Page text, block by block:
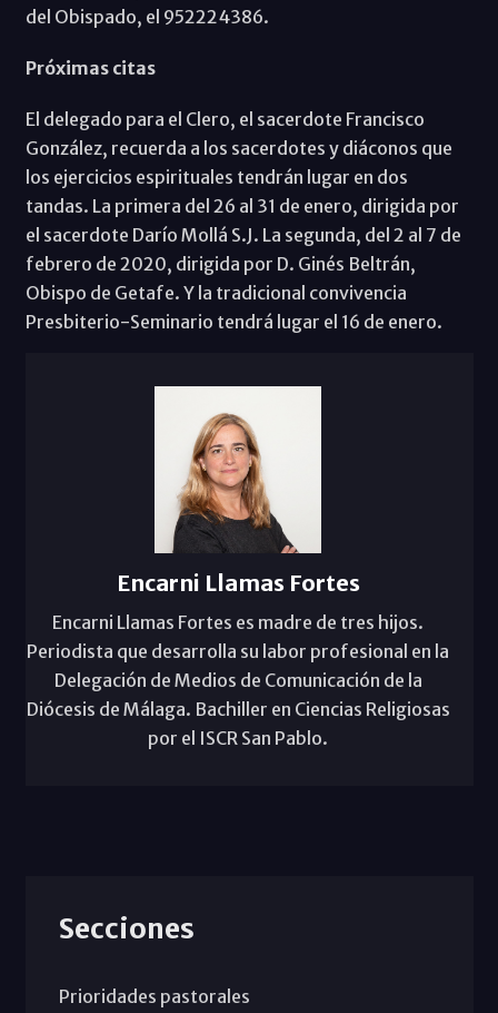
del Obispado, el 952224386.
Próximas citas
El delegado para el Clero, el sacerdote Francisco
González, recuerda a los sacerdotes y diáconos que
los ejercicios espirituales tendrán lugar en dos
tandas. La primera del 26 al 31 de enero, dirigida por
el sacerdote Darío Mollá S.J. La segunda, del 2 al 7 de
febrero de 2020, dirigida por D. Ginés Beltrán,
Obispo de Getafe. Y la tradicional convivencia
Presbiterio-Seminario tendrá lugar el 16 de enero.
Encarni Llamas Fortes
Encarni Llamas Fortes es madre de tres hijos.
Periodista que desarrolla su labor profesional en la
Delegación de Medios de Comunicación de la
Diócesis de Málaga. Bachiller en Ciencias Religiosas
por el ISCR San Pablo.
Secciones
Prioridades pastorales